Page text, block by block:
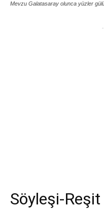
Mevzu Galatasaray olunca yüzler
Söyleşi-